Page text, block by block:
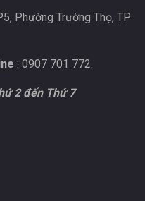
Phường Trường Thọ, TP
: 0907 701 772.
2 đến Thứ 7